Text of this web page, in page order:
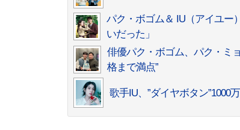
パク・ボゴム＆ IU（アイユー
いだった」
俳優パク・ボゴム、パク・ミ
格まで満点”
歌手IU、”ダイヤボタン”1000